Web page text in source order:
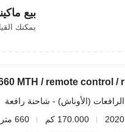
بيع
يمكنك
MTH / remote control / r
الرافعات (الأوناش) - شاحنة رافعة
2020
170.000 كم 660 متر / ساعة